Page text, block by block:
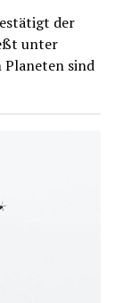
der
unter
Planeten sind